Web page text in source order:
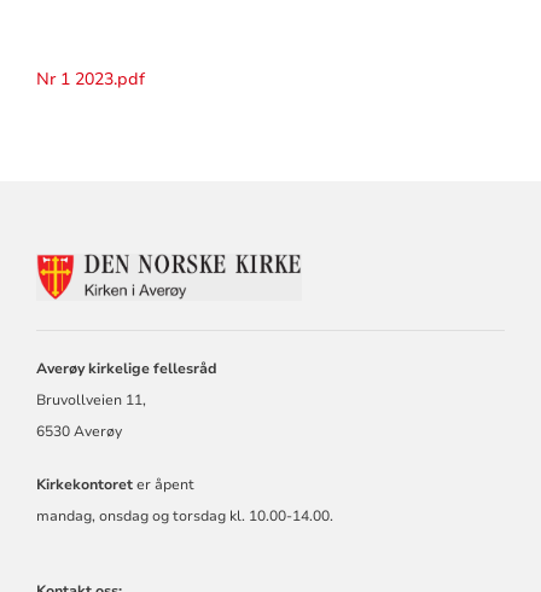
Nr 1 2023.pdf
KONTAKTINFORMASJON
Averøy kirkelige fellesråd
Bruvollveien 11,
6530 Averøy
Kirkekontoreter åpent
mandag, onsdag og torsdag kl. 10.00-14.00.